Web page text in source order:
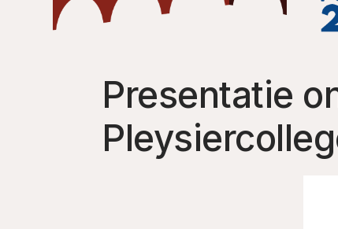
Presentatie